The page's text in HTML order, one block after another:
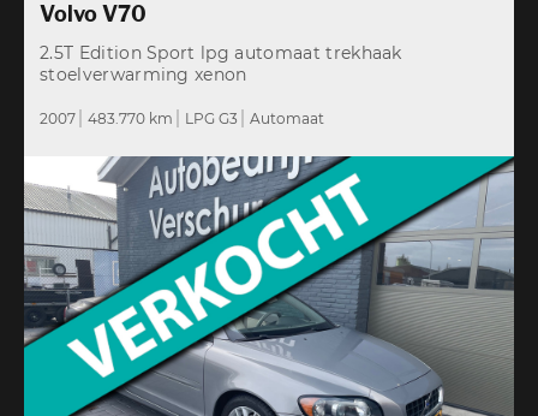
Volvo V70
2.5T Edition Sport lpg automaat trekhaak
stoelverwarming xenon
2007 483.770 km LPG G3 Automaat